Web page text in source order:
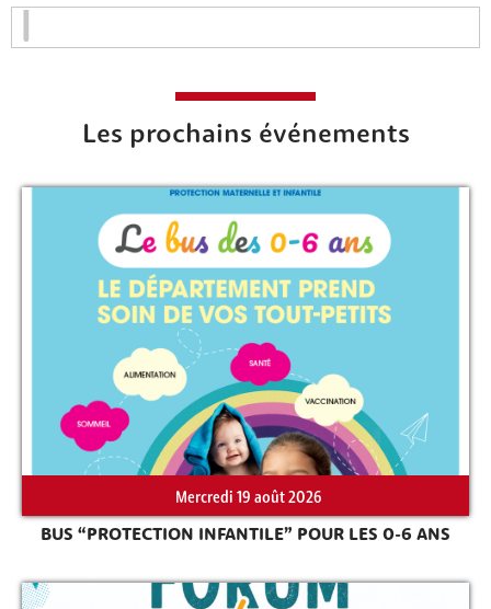
Rechercher sur le site
Les prochains événements
Mercredi 19 août 2026
BUS “PROTECTION INFANTILE” POUR LES 0-6 ANS